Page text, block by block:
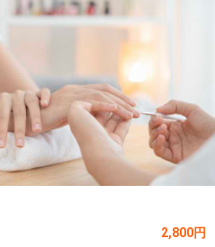
2,800円